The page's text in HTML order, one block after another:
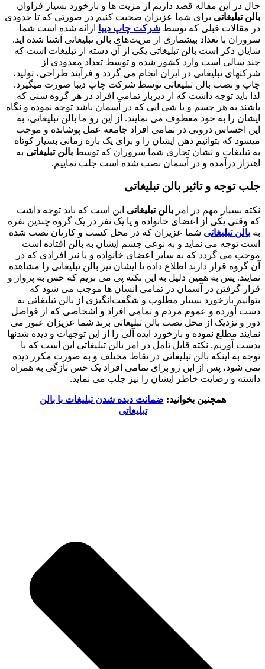
حال در این مقاله قصد داریم از مزیت ها و بازخورد بسیار فراوان
بالن تبلیغاتی برای شما عزیزان صحبت کنیم در صورتی که تا حدودی
در مقالات قبلی که توسط شرکت چاپ دیبا ارائه شده است شما
سروران با تعداد بیشماری از مزیت‌های بالن تبلیغاتی آشنا شده اید.
شایان ذکر است بالن تبلیغاتی یکی از آن دسته از تبلیغات است که
چند سالی است وارد کشور شده و توسط تعداد معدودی از
شرکتهای تبلیغاتی در ایران انجام می گردد و فرآیند طراحی، تولید،
چاپ و نصب بالن تبلیغاتی توسط شرکت چاپ دیبا صورت میگیرد.
لذا باید توجه داشت که از دیرباز تمامی افراد در هر گروه سنی که
باشند به هر جسم و یا شی ایی که در آسمان باشد توجه نموده و نگاه
ایشان را به خود معطوف می نمایند. از این رو ما بالن تبلیغاتی، به
این احساس درونی در تمامی افراد جامعه عمل پوشانده و موجب
میشود که بتوانیم ذهن ایشان را و برای یک بازه زمانی بسیار کوتاه
به تبلیغات و نشان تجاری شما سروران که توسط بالن تبلیغاتی به
اهتزاز درآمده و در آسمان نصب شده است جلب نماییم.
جلب توجه و تاثیر بالن تبلیغاتی
نکته بسیار مهم در امر بالن تبلیغاتی این است که باید توجه داشت
که وقتی یکی از اعضای خانواده و یا یک نفر در یک گروه چندین نفره
به بالن تبلیغاتی شما عزیزان که در محل کسب و کارتان نصب شده
است توجه می نماید و به نوعی چشم ایشان به بالن افتاده است
موجب می گردد که به سایر اعضای خانواده و یا نیز افرادی که در
آن گروه قرار دارند اطلاع داده تا ایشان نیز بالن تبلیغاتی را مشاهده
نمایند. پس به همین دلیل به این نکته پی می بریم که حس به پرواز و
قرار گرفتن در آسمان در تمامی انسان ها موجب می شود که
بتوانیم بازخورد بسیار مطلوب و شگفت‌انگیزی از بالن تبلیغاتی به
دست آورده و عموم مردم و تمامی افراد و اشخاصی که از فواصل
دور و نزدیک از محل نصب بالن تبلیغاتی برند شما عزیزان عبور می
نمایند مطلع نموده و بازخورد ایده آلی را از این توجهات و دیده شدنها
بدست آوریم. نکته قابل تامل در امر بالن تبلیغاتی این است که با
توجه به اینکه بالن تبلیغاتی در نقاط مختلف و به صورت مکرر دیده
نمی شود، پس از این رو برای تمامی افراد یک حس تازگی به همراه
داشته و رضایت خاطر ایشان را نیز جلب می نماید.
همچنین بخوانید: ضمانت دیده شدن تبلیغات با بالن
تبلیغاتی